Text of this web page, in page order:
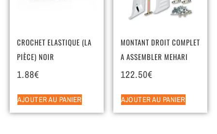
CROCHET ELASTIQUE (LA
PIÈCE) NOIR
1.88€
AJOUTER AU PANIER
MONTANT DROIT COMPLET
A ASSEMBLER MEHARI
122.50€
AJOUTER AU PANIER